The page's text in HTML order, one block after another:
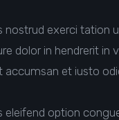
nostrud exerci
dolor in hendrerit
et iusto
option